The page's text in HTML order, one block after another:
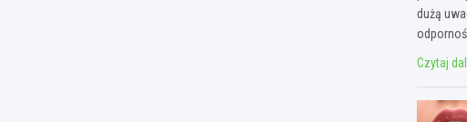
dużą
Czytaj